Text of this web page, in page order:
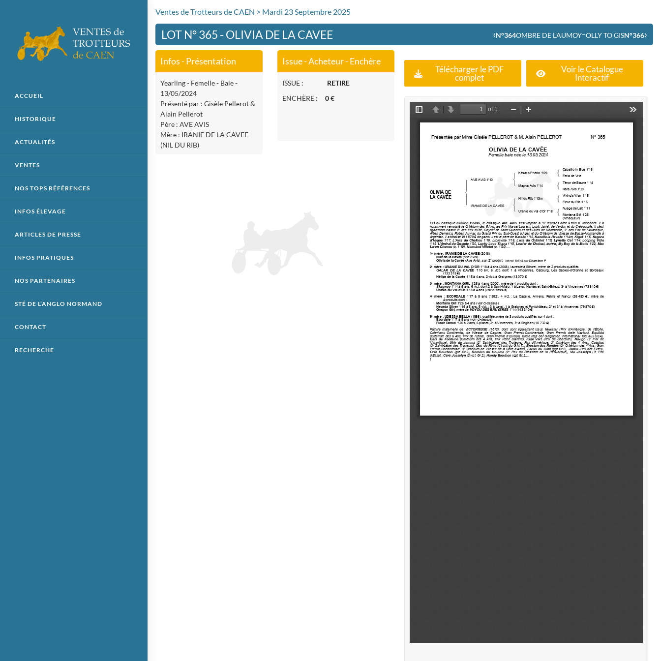
ACCUEIL
HISTORIQUE
ACTUALITÉS
VENTES
NOS TOPS RÉFÉRENCES
INFOS ÉLEVAGE
ARTICLES DE PRESSE
INFOS PRATIQUES
NOS PARTENAIRES
STÉ DE L’ANGLO NORMAND
CONTACT
RECHERCHE
Ventes de Trotteurs de CAEN > Mardi 23 Septembre 2025
LOT N° 365 - OLIVIA DE LA CAVEE ‹N°364OMBRE DE L'AUMOY–OLLY TO GISN°366›
Infos - Présentation
Yearling - Femelle - Baie -
13/05/2024
Présenté par : Gisèle Pellerot &
Alain Pellerot
Père : AVE AVIS
Mère : IRANIE DE LA CAVEE
(NIL DU RIB)
Issue - Acheteur - Enchère
ISSUE : RETIRE
ENCHÈRE : 0 €
Télécharger le PDF
complet
Voir le Catalogue
Interactif